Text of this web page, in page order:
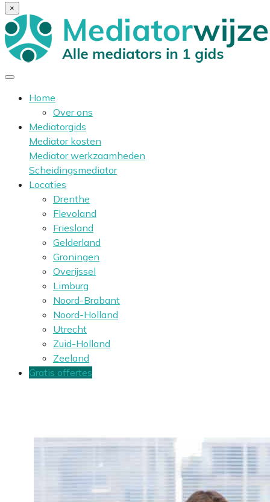
×
Home
Over ons
Mediatorgids
Mediator kosten
Mediator werkzaamheden
Scheidingsmediator
Locaties
Drenthe
Flevoland
Friesland
Gelderland
Groningen
Overijssel
Limburg
Noord-Brabant
Noord-Holland
Utrecht
Zuid-Holland
Zeeland
Gratis offertes